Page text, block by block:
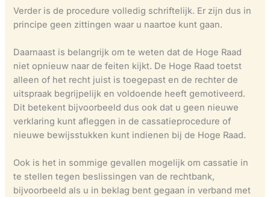
Verder is de procedure volledig schriftelijk. Er zijn dus in
principe geen zittingen waar u naartoe kunt gaan.
Daarnaast is belangrijk om te weten dat de Hoge Raad
niet opnieuw naar de feiten kijkt. De Hoge Raad toetst
alleen of het recht juist is toegepast en de rechter de
uitspraak begrijpelijk en voldoende heeft gemotiveerd.
Dit betekent bijvoorbeeld dus ook dat u geen nieuwe
verklaring kunt afleggen in de cassatieprocedure of
nieuwe bewijsstukken kunt indienen bij de Hoge Raad.
Ook is het in sommige gevallen mogelijk om cassatie in
te stellen tegen beslissingen van de rechtbank,
bijvoorbeeld als u in beklag bent gegaan in verband met